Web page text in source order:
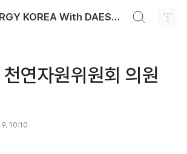
ENERGY KOREA With DAESUNG ENERGY
연자원위원회 의원
10:10